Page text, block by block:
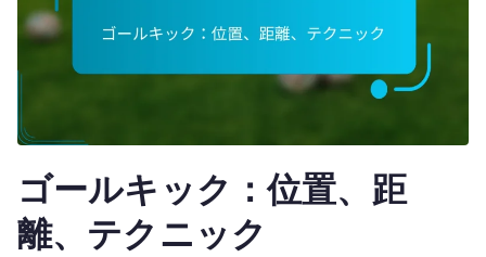
ゴールキック：位置、距
離、テクニック